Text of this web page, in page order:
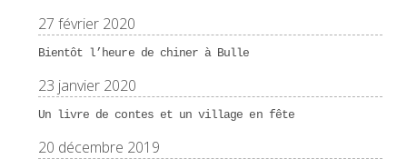
27 février 2020
Bientôt l’heure de chiner à Bulle
23 janvier 2020
Un livre de contes et un village en fête
20 décembre 2019